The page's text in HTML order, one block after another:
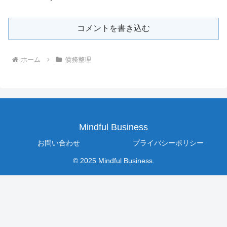
コメントを書き込む
ホーム 債務整理
Mindful Business
お問い合わせ プライバシーポリシー
© 2025 Mindful Business.